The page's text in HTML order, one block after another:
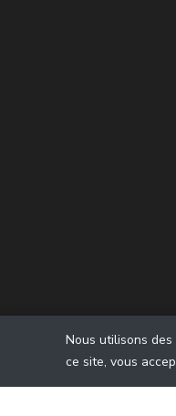
Nous utilisons
ce site, vous